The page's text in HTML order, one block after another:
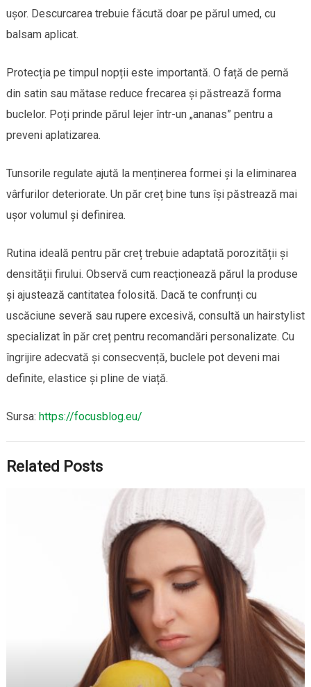
ușor. Descurcarea trebuie făcută doar pe părul umed, cu
balsam aplicat.
Protecția pe timpul nopții este importantă. O față de pernă
din satin sau mătase reduce frecarea și păstrează forma
buclelor. Poți prinde părul lejer într-un „ananas” pentru a
preveni aplatizarea.
Tunsorile regulate ajută la menținerea formei și la eliminarea
vârfurilor deteriorate. Un păr creț bine tuns își păstrează mai
ușor volumul și definirea.
Rutina ideală pentru păr creț trebuie adaptată porozității și
densității firului. Observă cum reacționează părul la produse
și ajustează cantitatea folosită. Dacă te confrunți cu
uscăciune severă sau rupere excesivă, consultă un hairstylist
specializat în păr creț pentru recomandări personalizate. Cu
îngrijire adecvată și consecvență, buclele pot deveni mai
definite, elastice și pline de viață.
Sursa: https://focusblog.eu/
Related Posts